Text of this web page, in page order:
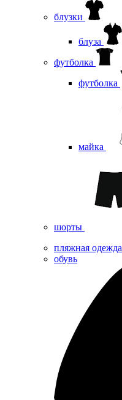
блузки
блуза
футболка
футболка
майка
шорты
пляжная одежда
oбувь